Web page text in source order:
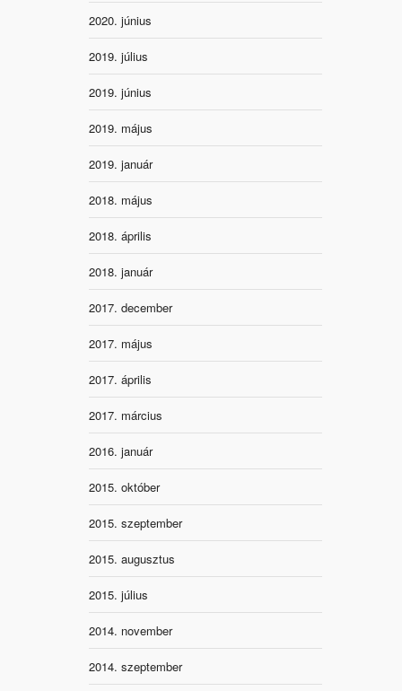
2020. június
2019. július
2019. június
2019. május
2019. január
2018. május
2018. április
2018. január
2017. december
2017. május
2017. április
2017. március
2016. január
2015. október
2015. szeptember
2015. augusztus
2015. július
2014. november
2014. szeptember